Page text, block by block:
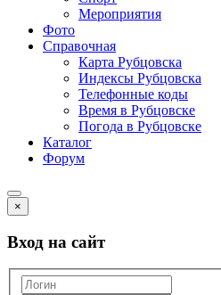
Мероприятия
Фото
Справочная
Карта Рубцовска
Индексы Рубцовска
Телефонные коды
Время в Рубцовске
Погода в Рубцовске
Каталог
Форум
×
Вход на сайт